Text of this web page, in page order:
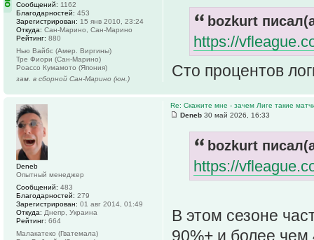
bozkurt
https://
Cто процентов
Сообщений: 1162
Благодарностей: 453
Зарегистрирован: 15 янв 2010, 23:24
Откуда: Сан-Марино, Сан-Марино
Рейтинг: 880
Нью Вайбс (Амер. Виргины)
Тре Фиори (Сан-Марино)
Роассо Кумамото (Япония)
зам. в сборной Сан-Марино (юн.)
Re: Скажите мне - зачем Лиге такие
Deneb 30 май 2026, 16:33
bozkurt
https://
В этом сезоне
90%+ и более чем
Deneb
Опытный менеджер
Сообщений: 483
Благодарностей: 279
Зарегистрирован: 01 авг 2014, 01:49
Откуда: Днепр, Украина
Рейтинг: 664
Малакатеко (Гватемала)